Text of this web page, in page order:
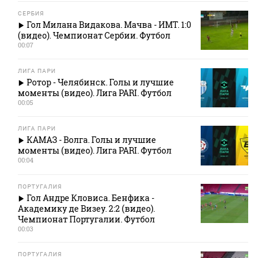
СЕРБИЯ
Гол Милана Видакова. Мачва - ИМТ. 1:0
(видео). Чемпионат Сербии. Футбол
00:07
ЛИГА ПАРИ
Ротор - Челябинск. Голы и лучшие
моменты (видео). Лига PARI. Футбол
00:05
ЛИГА ПАРИ
КАМАЗ - Волга. Голы и лучшие
моменты (видео). Лига PARI. Футбол
00:04
ПОРТУГАЛИЯ
Гол Андре Кловиса. Бенфика -
Академику де Визеу. 2:2 (видео).
Чемпионат Португалии. Футбол
00:03
ПОРТУГАЛИЯ